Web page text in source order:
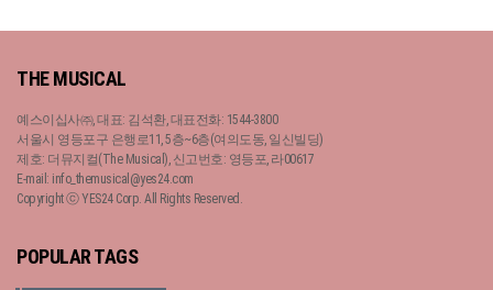
THE MUSICAL
예스이십사㈜, 대표: 김석환, 대표전화: 1544-3800
서울시 영등포구 은행로11, 5층~6층(여의도동, 일신빌딩)
제호: 더뮤지컬(The Musical), 신고번호: 영등포, 라00617
E-mail: info_themusical@yes24.com
Copyright ⓒ YES24 Corp. All Rights Reserved.
POPULAR TAGS